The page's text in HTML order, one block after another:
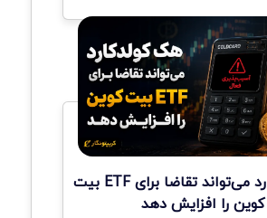
هک کولدکارد می‌تواند تقاضا برای ETF بیت
کوین را افزایش دهد